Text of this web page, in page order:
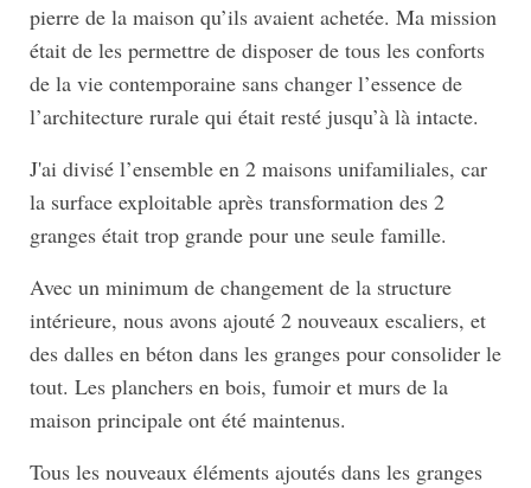
pierre de la maison qu’ils avaient achetée. Ma mission
était de les permettre de disposer de tous les conforts
de la vie contemporaine sans changer l’essence de
l’architecture rurale qui était resté jusqu’à là intacte.
J'ai divisé l’ensemble en 2 maisons unifamiliales, car
la surface exploitable après transformation des 2
granges était trop grande pour une seule famille.
Avec un minimum de changement de la structure
intérieure, nous avons ajouté 2 nouveaux escaliers, et
des dalles en béton dans les granges pour consolider le
tout. Les planchers en bois, fumoir et murs de la
maison principale ont été maintenus.
Tous les nouveaux éléments ajoutés dans les granges